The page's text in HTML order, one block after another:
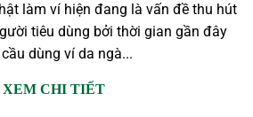
làm ví hiện đang là vấn đề thu hút
tiêu dùng bởi thời gian gần đây
dùng ví da ngà...
XEM CHI TIẾT